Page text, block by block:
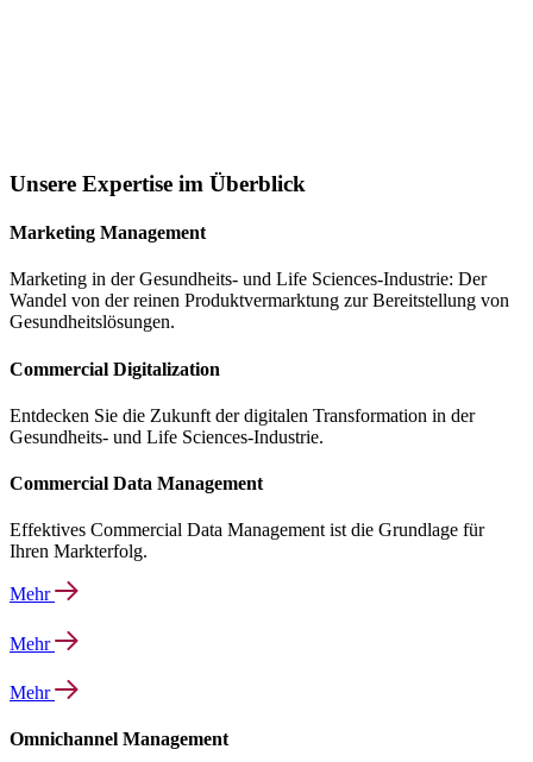
Unsere Expertise im Überblick
Marketing Management
Marketing in der Gesundheits- und Life Sciences-Industrie: Der
Wandel von der reinen Produktvermarktung zur Bereitstellung von
Gesundheitslösungen.
Commercial Digitalization
Entdecken Sie die Zukunft der digitalen Transformation in der
Gesundheits- und Life Sciences-Industrie.
Commercial Data Management
Effektives Commercial Data Management ist die Grundlage für
Ihren Markterfolg.
Mehr
Mehr
Mehr
Omnichannel Management